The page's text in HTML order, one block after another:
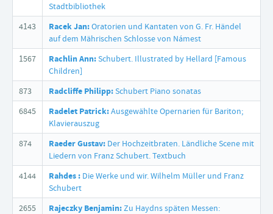
Stadtbibliothek
4143
Racek Jan:Oratorien und Kantaten von G. Fr. Händel
auf dem Mährischen Schlosse von Námest
1567
Rachlin Ann:Schubert. Illustrated by Hellard [Famous
Children]
873
Radcliffe Philipp:Schubert Piano sonatas
6845
Radelet Patrick:Ausgewählte Opernarien für Bariton;
Klavierauszug
874
Raeder Gustav: Der Hochzeitbraten. Ländliche Scene mit
Liedern von Franz Schubert. Textbuch
4144
Rahdes : Die Werke und wir. Wilhelm Müller und Franz
Schubert
2655
Rajeczky Benjamin:Zu Haydns späten Messen: